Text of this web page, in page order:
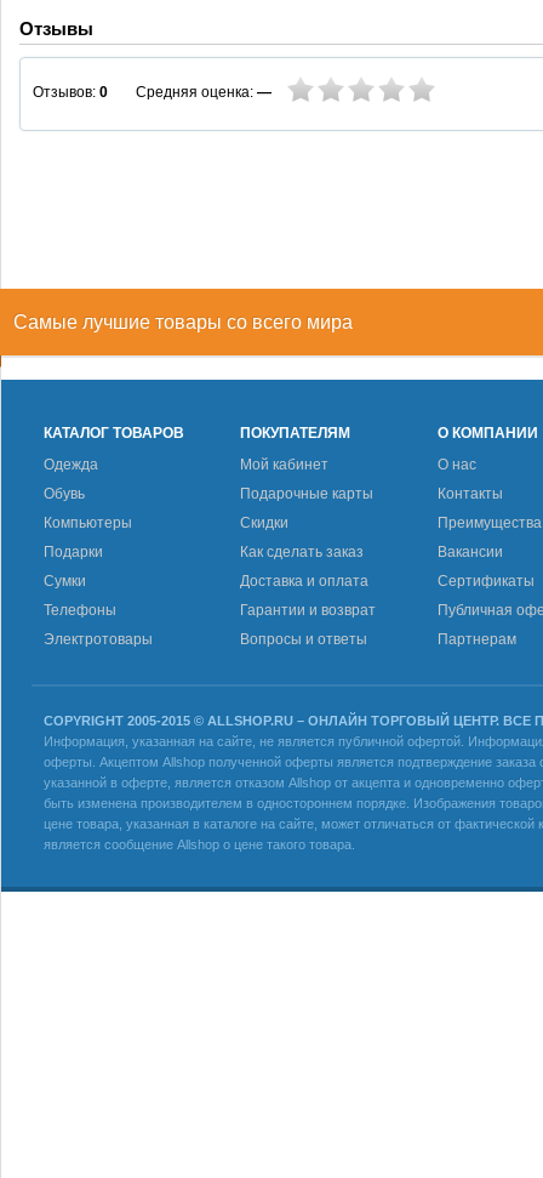
Отзывы
Отзывов: 0 Средняя оценка: —
Самые лучшие товары со всего мира
КАТАЛОГ ТОВАРОВ
Одежда
Обувь
Компьютеры
Подарки
Сумки
Телефоны
Электротовары
ПОКУПАТЕЛЯМ
Мой кабинет
Подарочные карты
Скидки
Как сделать заказ
Доставка и оплата
Гарантии и возврат
Вопросы и ответы
О КОМПАНИИ
О нас
Контакты
Преимущества
Вакансии
Сертификаты
Публичная
Партнерам
COPYRIGHT 2005-2015 © ALLSHOP.RU – ОНЛАЙН ТОРГОВЫЙ ЦЕНТР.
Информация, указанная на сайте, не является публичной офертой.
оферты. Акцептом Allshop полученной оферты является подтверждение
указанной в оферте, является отказом Allshop от акцепта и одновременно
быть изменена производителем в одностороннем порядке. Изображения
цене товара, указанная в каталоге на сайте, может отличаться от
является сообщение Allshop о цене такого товара.